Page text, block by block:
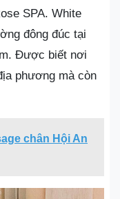
SPA. White
đông đúc tại
Được biết nơi
phương mà còn
chân Hội An